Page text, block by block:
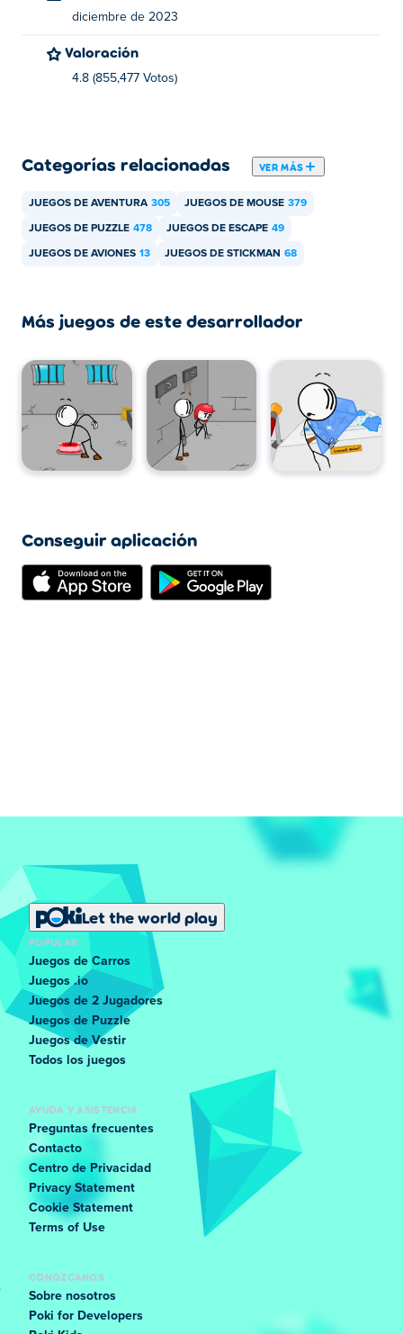
diciembre de 2023
Valoración
4.8 (855,477 Votos)
Categorías relacionadas VER MÁS
JUEGOS DE AVENTURA 305 JUEGOS DE MOUSE 379
JUEGOS DE PUZZLE 478 JUEGOS DE ESCAPE 49
JUEGOS DE AVIONES 13 JUEGOS DE STICKMAN 68
Más juegos de este desarrollador
Conseguir aplicación
Let the world play
POPULAR
Juegos de Carros
Juegos .io
Juegos de 2 Jugadores
Juegos de Puzzle
Juegos de Vestir
Todos los juegos
AYUDA Y ASISTENCIA
Preguntas frecuentes
Contacto
Centro de Privacidad
Privacy Statement
Cookie Statement
Terms of Use
CONÓZCANOS
Sobre nosotros
Poki for Developers